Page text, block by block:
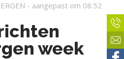
- aangepast om 08:52
week